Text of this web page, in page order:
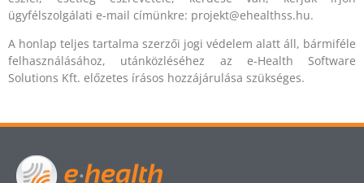
ügyfélszolgálati e-mail címünkre: projekt@ehealthss.hu.
A honlap teljes tartalma szerzői jogi védelem alatt áll, bármiféle
felhasználásához, utánközléséhez az e-Health Software
Solutions Kft. előzetes írásos hozzájárulása szükséges.